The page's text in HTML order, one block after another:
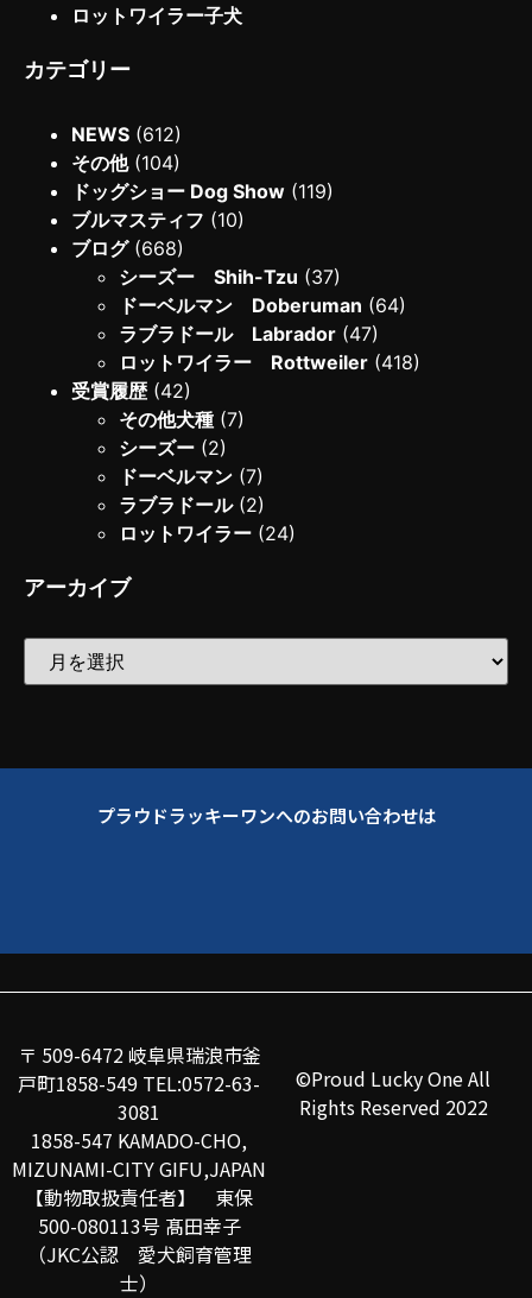
ロットワイラー子犬
カテゴリー
NEWS (612)
その他(104)
ドッグショー Dog Show (119)
ブルマスティフ (10)
ブログ(668)
シーズー Shih-Tzu (37)
ドーベルマン Doberuman (64)
ラブラドール Labrador (47)
ロットワイラー Rottweiler (418)
受賞履歴(42)
その他犬種 (7)
シーズー (2)
ドーベルマン (7)
ラブラドール(2)
ロットワイラー (24)
アーカイブ
プラウドラッキーワンへのお問い合わせは
〒 509-6472 岐阜県瑞浪市釜
戸町1858-549 TEL:0572-63-
3081
1858-547 KAMADO-CHO,
MIZUNAMI-CITY GIFU,JAPAN
【動物取扱責任者】 東保
500-080113号 髙田幸子
（JKC公認 愛犬飼育管理
士）
©Proud Lucky One All
Rights Reserved 2022